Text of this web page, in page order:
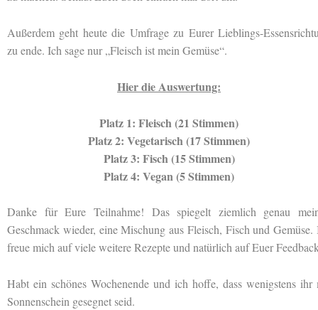
Außerdem geht heute die Umfrage zu Eurer Lieblings-
zu ende. Ich sage nur „Fleisch ist mein Gemüse“.
Hier die Auswertung:
Platz 1: Fleisch (21 Stimmen)
Platz 2: Vegetarisch (17 Stimmen)
Platz 3: Fisch (15 Stimmen)
Platz 4: Vegan (5 Stimmen)
Danke für Eure Teilnahme! Das spiegelt ziemlich genau
Geschmack wieder, eine Mischung aus Fleisch, Fisch und Gemüse.
freue mich auf viele weitere Rezepte und natürlich auf Euer
Habt ein schönes Wochenende und ich hoffe, dass wenigstens ihr
Sonnenschein gesegnet seid.